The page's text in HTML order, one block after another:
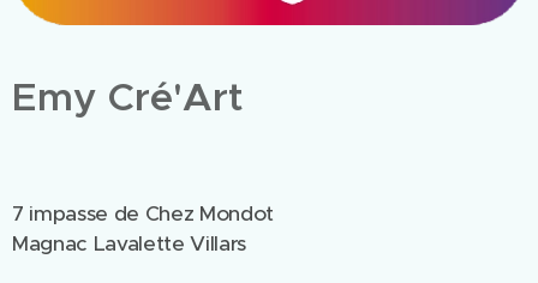
Emy Cré'Art
7 impasse de Chez Mondot
Magnac Lavalette Villars